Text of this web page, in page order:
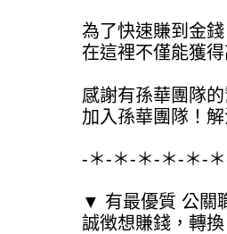
為了快速賺到金
在這裡不僅能獲
感謝有孫華團隊
加入孫華團隊！
-＊-＊-＊-＊-＊-
▼ 有最優質 公關
誠徴想賺錢，轉